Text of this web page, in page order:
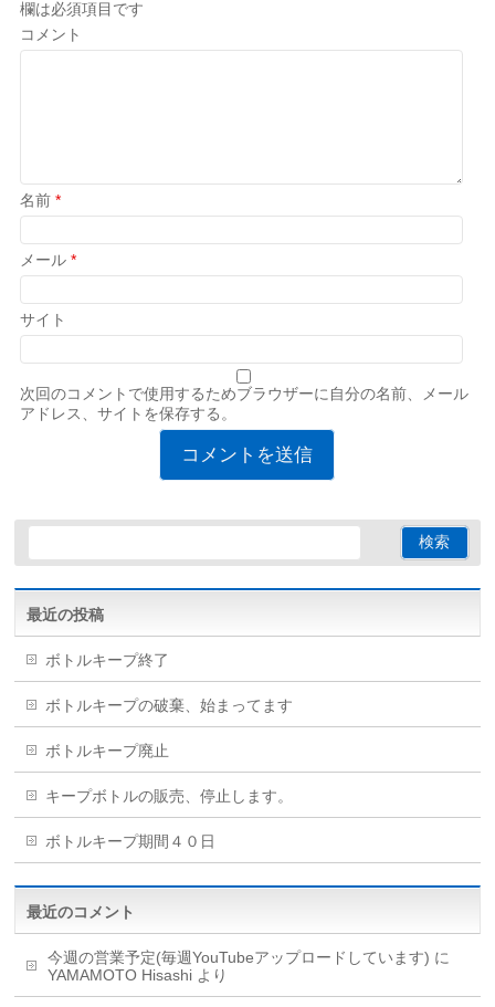
欄は必須項目です
コメント
名前*
メール*
サイト
次回のコメントで使用するためブラウザーに自分の名前、メール
アドレス、サイトを保存する。
最近の投稿
ボトルキープ終了
ボトルキープの破棄、始まってます
ボトルキープ廃止
キープボトルの販売、停止します。
ボトルキープ期間４０日
最近のコメント
今週の営業予定(毎週YouTubeアップロードしています) に
YAMAMOTO Hisashi より